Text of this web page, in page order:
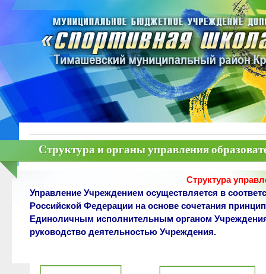
Структура и органы управления
Структура
Управление Учреждением осуществляется в
Российской Федерации на основе сочетания
Единоличным исполнительным органом
руководство деятельностью Учреждения.